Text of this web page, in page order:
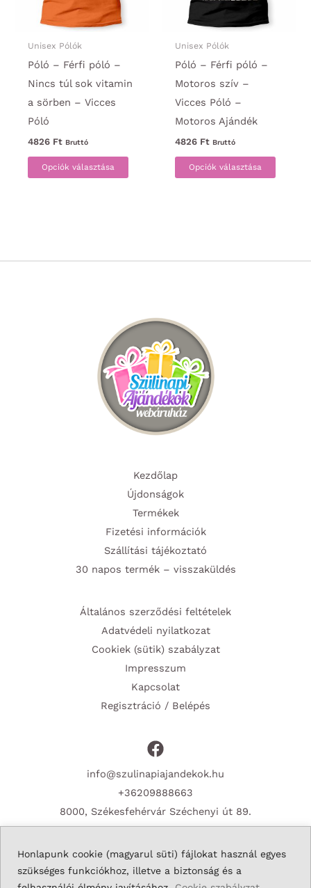
Honlapunk cookie (magyarul süti) fájlokat használ egyes
szükséges funkciókhoz, illetve a biztonság és a
választhatók
Unisex Pólók
Póló – Férfi póló –
Nincs túl sok vitamin
a sörben – Vicces
Póló
4826 Ft Bruttó
Opciók választása
Ennek
a
termékoldalon
választhatók
ki
Unisex Pólók
Póló – Férfi póló –
Motoros szív –
Vicces Póló –
Motoros Ajándék
4826 Ft Bruttó
Opciók választása
Ennek
a
Kezdőlap
Újdonságok
Termékek
Fizetési információk
Szállítási tájékoztató
30 napos termék – visszaküldés
Általános szerződési feltételek
Adatvédeli nyilatkozat
Cookiek (sütik) szabályzat
Impresszum
Kapcsolat
Regisztráció / Belépés
info@szulinapiajandekok.hu
+36209888663
8000, Székesfehérvár Széchenyi út 89.